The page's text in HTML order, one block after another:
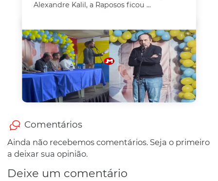
Alexandre Kalil, a Raposos ficou ...
Comentários
Ainda não recebemos comentários. Seja o primeiro
a deixar sua opinião.
Deixe um comentário